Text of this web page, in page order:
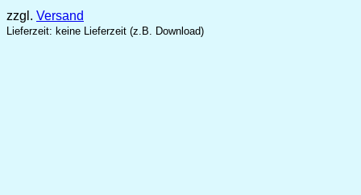
6,99 €
zzgl. Versand
Lieferzeit: keine Lieferzeit (z.B. Download)